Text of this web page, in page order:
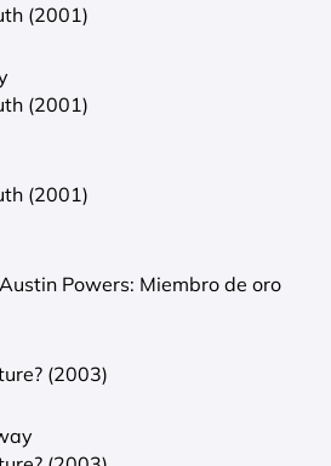
(2001)
(2001)
(2001)
Powers: Miembro de oro
(2003)